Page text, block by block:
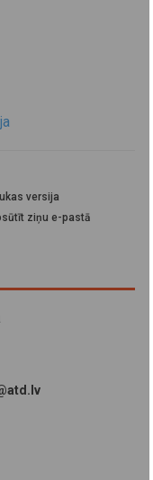
versija
ziņu e-pastā